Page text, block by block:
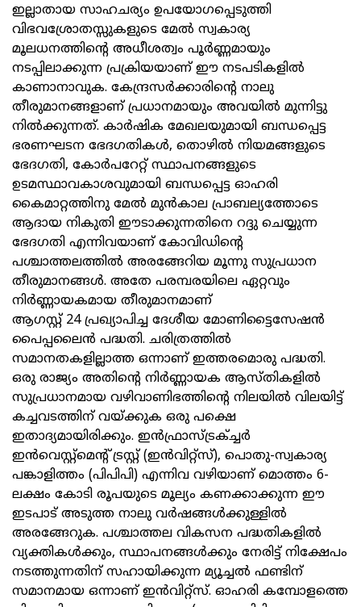
ഇല്ലാതായ സാഹചര്യം ഉപയോഗപ്പെടുത്തി
വിഭവശ്രോതസ്സുകളുടെ മേല്‍ സ്വകാര്യ
മൂലധനത്തിന്റെ അധീശത്വം പൂര്‍ണ്ണമായും
നടപ്പിലാക്കുന്ന പ്രക്രിയയാണ് ഈ നടപടികളില്‍
കാണാനാവുക. കേന്ദ്രസര്‍ക്കാരിന്റെ നാലു
തീരുമാനങ്ങളാണ് പ്രധാനമായും അവയില്‍ മുന്നിട്ടു
നില്‍ക്കുന്നത്. കാര്‍ഷിക മേഖലയുമായി ബന്ധപ്പെട്ട
ഭരണഘടന ഭേദഗതികള്‍, തൊഴില്‍ നിയമങ്ങളുടെ
ഭേദഗതി, കോര്‍പറേറ്റ് സ്ഥാപനങ്ങളുടെ
ഉടമസ്ഥാവകാശവുമായി ബന്ധപ്പെട്ട ഓഹരി
കൈമാറ്റത്തിനു മേല്‍ മുന്‍കാല പ്രാബല്യത്തോടെ
ആദായ നികുതി ഈടാക്കുന്നതിനെ റദ്ദു ചെയ്യുന്ന
ഭേദഗതി എന്നിവയാണ് കോവിഡിന്റെ
പശ്ചാത്തലത്തില്‍ അരങ്ങേറിയ മൂന്നു സുപ്രധാന
തീരുമാനങ്ങള്‍. അതേ പരമ്പരയിലെ ഏറ്റവും
നിര്‍ണ്ണായകമായ തീരുമാനമാണ്
ആഗസ്റ്റ് 24 പ്രഖ്യാപിച്ച ദേശീയ മോണിട്ടൈസേഷന്‍
പൈപ്പലൈന്‍ പദ്ധതി. ചരിത്രത്തില്‍
സമാനതകളില്ലാത്ത ഒന്നാണ് ഇത്തരമൊരു പദ്ധതി.
ഒരു രാജ്യം അതിന്റെ നിര്‍ണ്ണായക ആസ്തികളില്‍
സുപ്രധാനമായ വഴിവാണിഭത്തിന്റെ നിലയില്‍ വിലയിട്ട്
കച്ചവടത്തിന് വയ്ക്കുക ഒരു പക്ഷെ
ഇതാദ്യമായിരിക്കും. ഇന്‍ഫ്രാസ്ട്രക്ച്ചര്‍
ഇന്‍വെസ്റ്റ്‌മെന്റ് ട്രസ്റ്റ് (ഇന്‍വിറ്റ്‌സ്), പൊതു-സ്വകാര്യ
പങ്കാളിത്തം (പിപിപി) എന്നിവ വഴിയാണ് മൊത്തം 6-
ലക്ഷം കോടി രൂപയുടെ മൂല്യം കണക്കാക്കുന്ന ഈ
ഇടപാട് അടുത്ത നാലു വര്‍ഷങ്ങള്‍ക്കുള്ളില്‍
അരങ്ങേറുക. പശ്ചാത്തല വികസന പദ്ധതികളില്‍
വ്യക്തികള്‍ക്കും, സ്ഥാപനങ്ങള്‍ക്കും നേരിട്ട് നിക്ഷേപം
നടത്തുന്നതിന് സഹായിക്കുന്ന മ്യൂച്ചല്‍ ഫണ്ടിന്
സമാനമായ ഒന്നാണ് ഇന്‍വിറ്റ്‌സ്. ഓഹരി കമ്പോളത്തെ